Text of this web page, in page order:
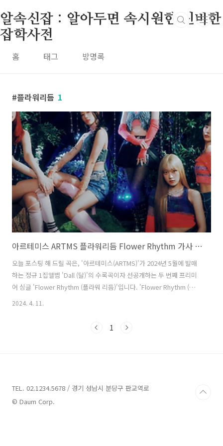
알속신잡 : 알아두면 속시원한 신비한
잡학사전
홈 태그 방명록
플라워리듬 1
아르테미스 ARTMS 플라워리듬 Flower Rhythm 가사 노래 뮤비 곡정보
오늘 포스팅 해 드릴 곡은, '아르테미스(ARTMS)'가 2024년 5월에 발매
하는 정규 1집앨범 'Dall (달)'의 수록곡이자 선공개하는 두 번째 프리미
어 싱글 'Flower Rhythm (플라워 리듬)'입니다. 'Flower Rhythm (플라
워 리듬)'은 '아르테미스'의 멤버 '희진'의 솔로 앨범 타이틀곡
의미에 'Algorithm'의 리듬을 차용해 'Flower Rhythm'이란 색다른 하
2024. 4. 11.
1
TEL. 02.1234.5678 / 경기 성남시 분당구 판교역로
© Daum Corp.